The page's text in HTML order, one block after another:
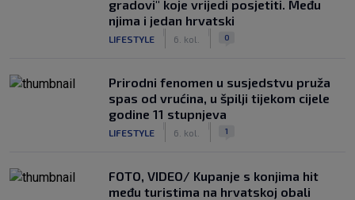
gradovi" koje vrijedi posjetiti. Među
njima i jedan hrvatski
LIFESTYLE 6. kol. 0
Prirodni fenomen u susjedstvu pruža
spas od vrućina, u špilji tijekom cijele
godine 11 stupnjeva
LIFESTYLE 6. kol. 1
FOTO, VIDEO/ Kupanje s konjima hit
među turistima na hrvatskoj obali